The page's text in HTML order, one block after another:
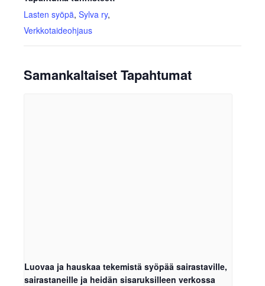
Lasten syöpä, Sylva ry,
Verkkotaideohjaus
Samankaltaiset Tapahtumat
Luovaa ja hauskaa tekemistä syöpää sairastaville,
sairastaneille ja heidän sisaruksilleen verkossa